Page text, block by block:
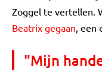
Zoggel te vertellen.
Beatrix gegaan, een
"Mijn